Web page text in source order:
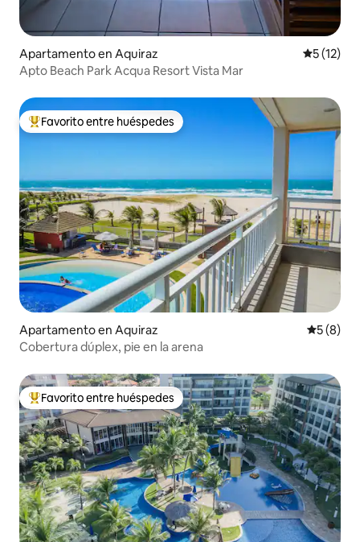
Apartamento en Aquiraz
5 (12)
Apto Beach Park Acqua Resort Vista Mar
Favorito entre huéspedes preferido
Favorito entre huéspedes
Apartamento en Aquiraz
5 (8)
Cobertura dúplex, pie en la arena
Favorito entre huéspedes preferido
Favorito entre huéspedes